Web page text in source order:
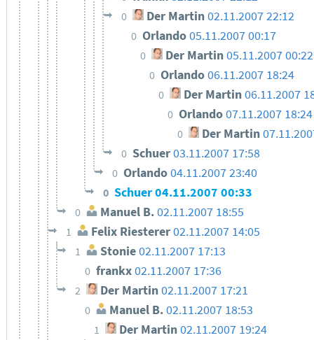
0 Der Martin02.11.2007 22:12
0 Orlando05.11.2007 00:17
0 Der Martin 05.11.2007 00:22
0 Orlando06.11.2007 18:24
0 Der Martin06.11.2007
0 Orlando07.11.2007 18:24
0 Der Martin
0 Schuer03.11.2007 17:58
0 Orlando04.11.2007 23:40
0 Schuer04.11.2007 00:33
0 Manuel B.02.11.2007 18:55
1 Felix Riesterer02.11.2007 14:05
1 Stonie02.11.2007 17:13
0 frankx02.11.2007 17:36
2 Der Martin02.11.2007 17:21
0 Manuel B.02.11.2007 18:53
1 Der Martin 02.11.2007 19:24